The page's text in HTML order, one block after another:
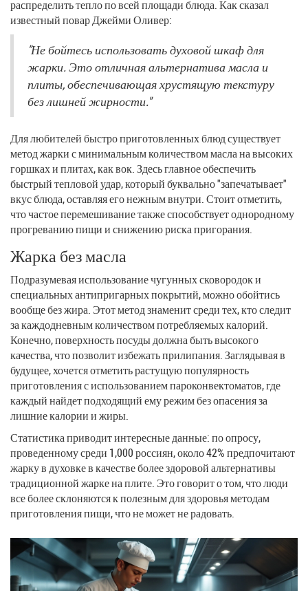
распределить тепло по всей площади блюда. Как сказал
известный повар Джейми Оливер:
"Не бойтесь использовать духовой шкаф для
жарки. Это отличная альтернатива масла и
плиты, обеспечивающая хрустящую текстуру
без лишней жирности."
Для любителей быстро приготовленных блюд существует
метод жарки с минимальным количеством масла на высоких
горшках и плитах, как вок. Здесь главное обеспечить
быстрый тепловой удар, который буквально "запечатывает"
вкус блюда, оставляя его нежным внутри. Стоит отметить,
что частое перемешивание также способствует однородному
прогреванию пищи и снижению риска пригорания.
Жарка без масла
Подразумевая использование чугунных сковородок и
специальных антипригарных покрытий, можно обойтись
вообще без жира. Этот метод знаменит среди тех, кто следит
за каждодневным количеством потребляемых калорий.
Конечно, поверхность посуды должна быть высокого
качества, что позволит избежать прилипания. Заглядывая в
будущее, хочется отметить растущую популярность
приготовления с использованием пароконвектоматов, где
каждый найдет подходящий ему режим без опасения за
лишние калории и жиры.
Статистика приводит интересные данные: по опросу,
проведенному среди 1,000 россиян, около 42% предпочитают
жарку в духовке в качестве более здоровой альтернативы
традиционной жарке на плите. Это говорит о том, что люди
все более склоняются к полезным для здоровья методам
приготовления пищи, что не может не радовать.